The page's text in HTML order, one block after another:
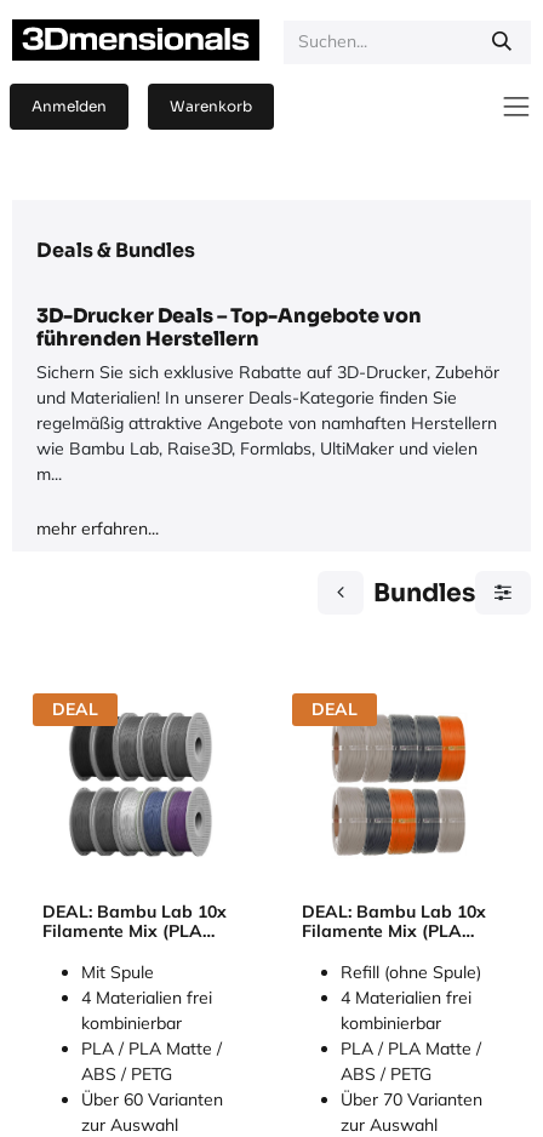
Anmelden Warenkorb
Deals & Bundles
3D-Drucker Deals – Top-Angebote von
führenden Herstellern
Sichern Sie sich exklusive Rabatte auf 3D-Drucker, Zubehör
und Materialien! In unserer Deals-Kategorie finden Sie
regelmäßig attraktive Angebote von namhaften Herstellern
wie Bambu Lab, Raise3D, Formlabs, UltiMaker und vielen
m...
mehr erfahren...
Bundles
DEAL
DEAL: Bambu Lab 10x
Filamente Mix (PLA
Basic, ABS)
Mit Spule
4 Materialien frei
kombinierbar
PLA / PLA Matte /
ABS / PETG
Über 60 Varianten
zur Auswahl
DEAL
DEAL: Bambu Lab 10x
Filamente Mix (PLA
Basic, ABS) refill
Refill (ohne Spule)
4 Materialien frei
kombinierbar
PLA / PLA Matte /
ABS / PETG
Über 70 Varianten
zur Auswahl